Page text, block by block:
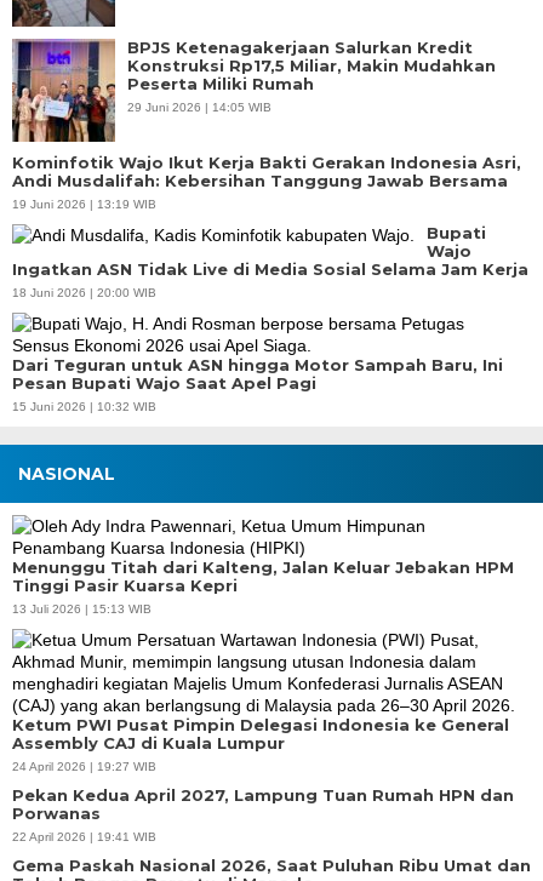
BPJS Ketenagakerjaan Salurkan Kredit
Konstruksi Rp17,5 Miliar, Makin Mudahkan
Peserta Miliki Rumah
29 Juni 2026 | 14:05 WIB
Kominfotik Wajo Ikut Kerja Bakti Gerakan Indonesia Asri,
Andi Musdalifah: Kebersihan Tanggung Jawab Bersama
19 Juni 2026 | 13:19 WIB
Bupati
Wajo
Ingatkan ASN Tidak Live di Media Sosial Selama Jam Kerja
18 Juni 2026 | 20:00 WIB
Dari Teguran untuk ASN hingga Motor Sampah Baru, Ini
Pesan Bupati Wajo Saat Apel Pagi
15 Juni 2026 | 10:32 WIB
NASIONAL
Menunggu Titah dari Kalteng, Jalan Keluar Jebakan HPM
Tinggi Pasir Kuarsa Kepri
13 Juli 2026 | 15:13 WIB
Ketum PWI Pusat Pimpin Delegasi Indonesia ke General
Assembly CAJ di Kuala Lumpur
24 April 2026 | 19:27 WIB
Pekan Kedua April 2027, Lampung Tuan Rumah HPN dan
Porwanas
22 April 2026 | 19:41 WIB
Gema Paskah Nasional 2026, Saat Puluhan Ribu Umat dan